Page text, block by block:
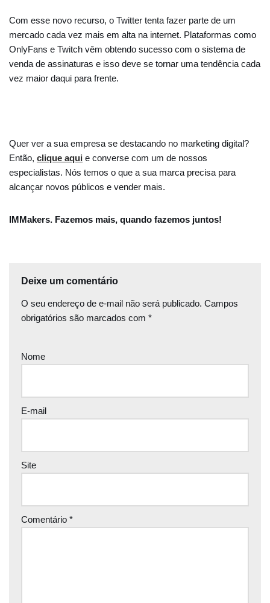
Com esse novo recurso, o Twitter tenta fazer parte de um
mercado cada vez mais em alta na internet. Plataformas como
OnlyFans e Twitch vêm obtendo sucesso com o sistema de
venda de assinaturas e isso deve se tornar uma tendência cada
vez maior daqui para frente.
Quer ver a sua empresa se destacando no marketing digital?
Então, clique aqui e converse com um de nossos
especialistas. Nós temos o que a sua marca precisa para
alcançar novos públicos e vender mais.
IMMakers. Fazemos mais, quando fazemos juntos!
Deixe um comentário
O seu endereço de e-mail não será publicado. Campos
obrigatórios são marcados com *
Nome
E-mail
Site
Comentário *